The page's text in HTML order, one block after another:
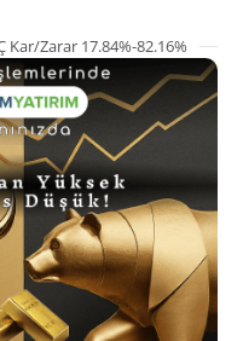
Zarar 17.84%-82.16%